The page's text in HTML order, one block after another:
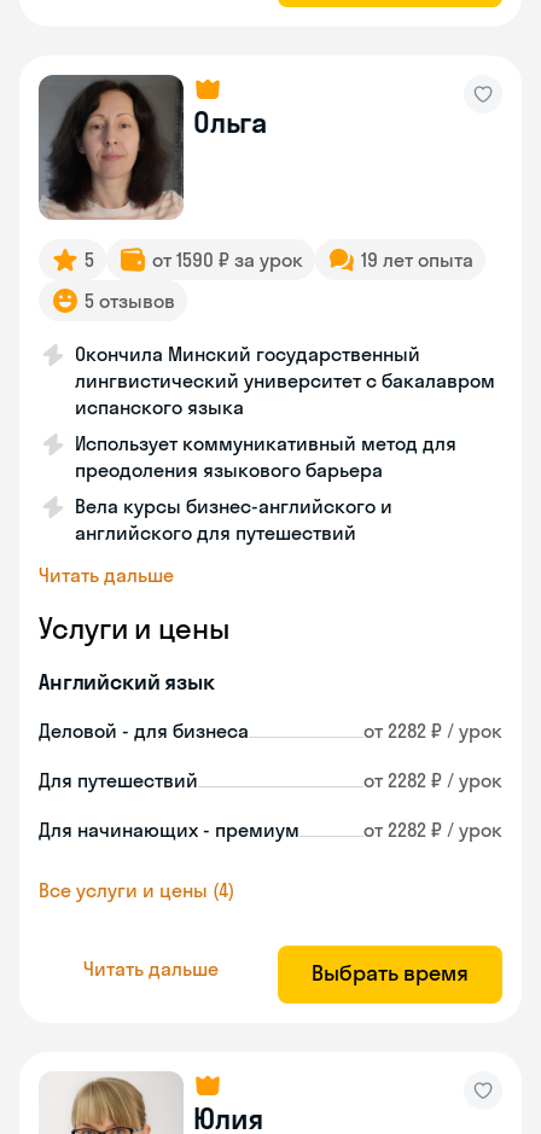
Ольга
5 от 1590 ₽ за урок
19 лет опыта
5 отзывов
Окончила Минский государственный
лингвистический университет с бакалавром
испанского языка
Использует коммуникативный метод для
преодоления языкового барьера
Вела курсы бизнес-английского и
английского для путешествий
Читать дальше
Услуги и цены
Английский язык
Деловой - для бизнеса от 2282 ₽ / урок
Для путешествий от 2282 ₽ / урок
Для начинающих - премиум от 2282 ₽ / урок
Все услуги и цены (4)
Читать дальше Выбрать время
Юлия